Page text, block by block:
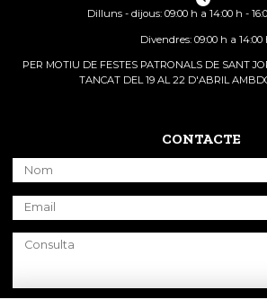
Dilluns - dijous: 09:00 h a 14:00 h -
Divendres: 09:00 h a 14:00
PER MOTIU DE FESTES PATRONALS DE SANT
TANCAT DEL 19 AL 22 D'ABRIL
CONTACTE